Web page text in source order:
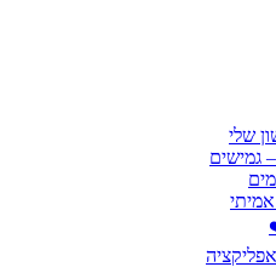
שלי
גמישים
אמיתי